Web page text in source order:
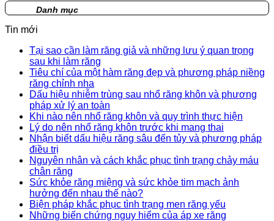
Danh mục
Tin mới
Tại sao cần làm răng giả và những lưu ý quan trọng
sau khi làm răng
Tiêu chí của một hàm răng đẹp và phương pháp niềng
răng chỉnh nha
Dấu hiệu nhiễm trùng sau nhổ răng khôn và phương
pháp xử lý an toàn
Khi nào nên nhổ răng khôn và quy trình thực hiện
Lý do nên nhổ răng khôn trước khi mang thai
Nhận biết dấu hiệu răng sâu đến tủy và phương pháp
điều trị
Nguyên nhân và cách khắc phục tình trạng chảy máu
chân răng
Sức khỏe răng miệng và sức khỏe tim mạch ảnh
hưởng đến nhau thế nào?
Biện pháp khắc phục tình trạng men răng yếu
Những biến chứng nguy hiểm của áp xe răng